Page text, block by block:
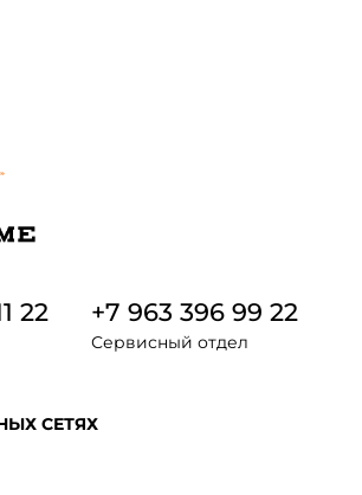
22 +7 963 396 99 22
Сервисный отдел
СЕТЯХ